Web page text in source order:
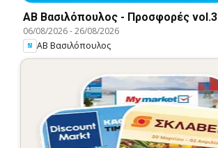
ΑΒ Βασιλόπουλος - Προσφορές vol.3
06/08/2026-26/08/2026
ΑΒ Βασιλόπουλος